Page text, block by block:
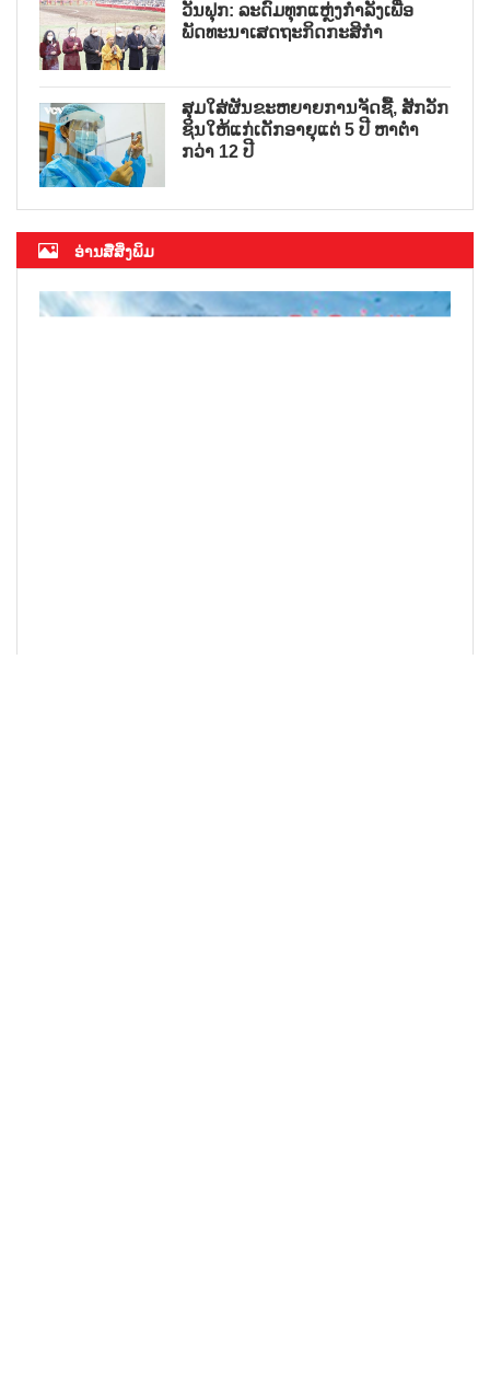
ວັນຟຸກ: ລະດົມທຸກແຫຼ່ງກຳລັງເພື່ອ
ພັດທະນາເສດຖະກິດກະສິກຳ
ສຸມໃສ່ຜັນຂະຫຍາຍການຈັດຊື້, ສັກວັກ
ຊິນໃຫ້ແກ່ເດັກອາຍຸແຕ່ 5 ປີ ຫາຕ່ຳ
ກວ່າ 12 ປີ
ອ່ານສື່ສິ່ງພິມ